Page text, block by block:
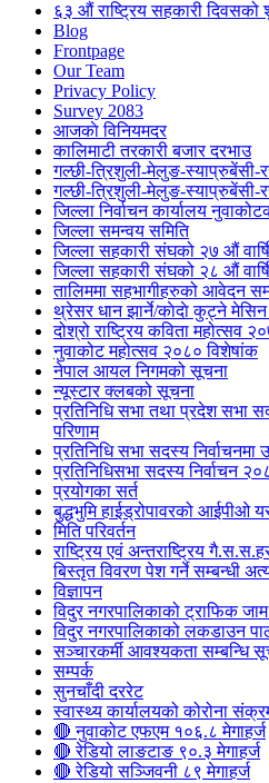
६३ औं राष्ट्रिय सहकारी दिवसको
Blog
Frontpage
Our Team
Privacy Policy
Survey 2083
आजकाे विनियमदर
कालिमाटी तरकारी बजार दरभाउ
गल्छी-त्रिशुली-मेलुङ-
गल्छी-त्रिशुली-मेलुङ-
जिल्ला निर्वाचन कार्यालय
जिल्ला समन्वय समिति
जिल्ला सहकारी संघको २७ औं
जिल्ला सहकारी संघको २८ औं
तालिममा सहभागीहरुको आवेदन
थ्रेसर धान झार्ने/काेदाे कुट्ने
दोश्रो राष्ट्रिय कविता महोत्सव
नुवाकोट महोत्सव २०८० विशेषांक
नेपाल आयल निगमको सूचना
न्यूस्टार क्लबको सूचना
प्रतिनिधि सभा तथा प्रदेश सभा
परिणाम
प्रतिनिधि सभा सदस्य निर्वाचनमा
प्रतिनिधिसभा सदस्य निर्वाचन
प्रयोगका सर्त
बुद्धभुमि हाईड्रोपावरको आईपीओ
मिति परिवर्तन
राष्ट्रिय एवं अन्तराष्ट्रिय
बिस्तृत विवरण पेश गर्ने सम्बन्धी
विज्ञापन
विदुर नगरपालिकाको ट्राफिक
विदुर नगरपालिकाको लकडाउन
सञ्चारकर्मी आवश्यकता सम्बन्धि
सम्पर्क
सुनचाँदी दररेट
स्वास्थ्य कार्यालयको कोरोना
🔴 नुवाकोट एफएम १०६.८ मेगाहर्ज
🔴 रेडियो लाङटाङ ९०.३ मेगाहर्ज
🔴 रेडियो सञ्जिवनी ८९ मेगाहर्ज